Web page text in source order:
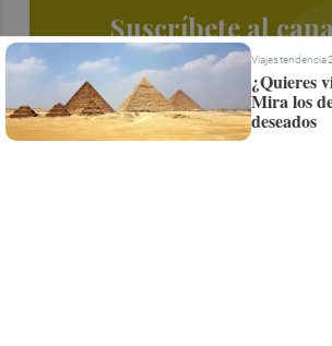
Suscríbete al
Whatsapp
Siempre al día de las
¡Quiero suscribirme!
Viajes tendencia
¿Quieres
Mira los
deseados